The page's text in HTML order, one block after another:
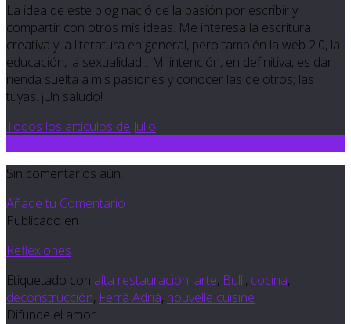
La idea de este blog nació de la pasión por escribir y
compartir con otros mis ideas. Me interesa la escritura
creativa y la literatura en general, pero también la web 2.0, la
educación, la sexualidad... Mi intención, en definitiva, es dar
rienda suelta a mis pasiones y conocer las de otros; las
tuyas. ¡Un saludo!
Todos los artículos de Julio
Sin comentarios aún.
Añade tu Comentario
Publicado en
Reflexiones
Etiquetado con alta restauración, arte, Bulli, cocina,
deconstrucción, Ferrá Adriá, nouvelle cuisine
Difunde el amor